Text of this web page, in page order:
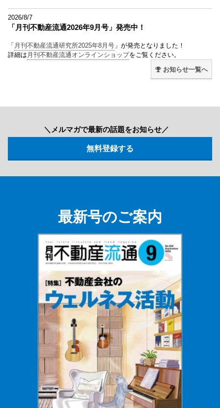
2026/8/7
「月刊不動産流通2026年9月号」発売中！
「 月刊不動産流通研究所2025年8月号 」が発売となりました！
詳細は 月刊不動産流通オンラインショップをご覧ください。
お知らせ一覧へ
＼メルマガで最新の話題をお知らせ／
最新号のご案内